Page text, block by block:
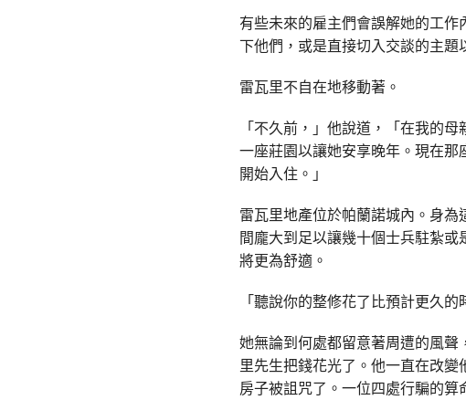
有些未來的雇主們會誤解她的工
下他們，或是直接切入交談的主題
雷瓦里不自在地移動著。
「不久前，」他說道，「在我的
一座莊園以讓她安享晚年。現在
開始入住。」
雷瓦里地產位於帕蘭諾城內。身
間龐大到足以讓幾十個士兵駐紮
將更為舒適。
「聽說你的整修花了比預計更久
她無論到何處都留意著周遭的風
里先生把錢花光了。他一直在改
房子被詛咒了。一位四處行騙的算